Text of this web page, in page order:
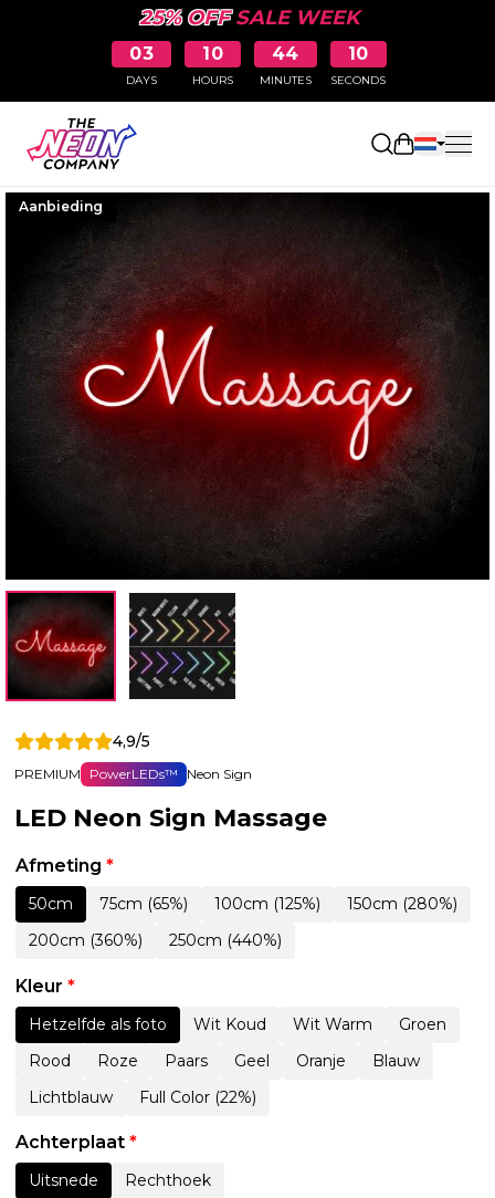
25% OFFSALE WEEK
03
DAYS
10
HOURS
44
MINUTES
10
SECONDS
Aanbieding
4,9/5
PREMIUM PowerLEDs™ Neon Sign
LED Neon Sign Massage
Afmeting *
50cm 75cm (65%) 100cm (125%)
150cm (280%)
200cm (360%)
250cm (440%)
Kleur *
Hetzelfde als foto Wit Koud Wit Warm
Groen
Rood
Roze Paars Geel Oranje
Blauw
Lichtblauw
Full Color (22%)
Achterplaat *
Uitsnede Rechthoek